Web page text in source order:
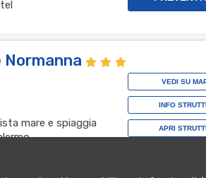
Normanna
mare e spiaggia
VEDI SU
INFO
APRI